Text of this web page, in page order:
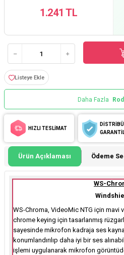
1.241 TL
Listeye Ekle
Daha Fazla
HIZLI TESLİMAT
Ürün Açıklaması Ödeme
WS-
WS-Chroma, VideoMic NTG için mavi
chrome keying için tasarlanmış
sayesinde mikrofon kadraja ses
konumlandırılıp daha iyi bir ses
işlemi uygulanarak mikrofon